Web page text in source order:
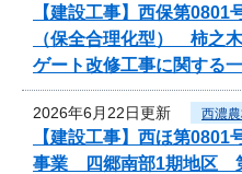
【建設工事】西保第
（保全合理化型） 柿之
ゲート改修工事に関する
2026年6月22日更新 西濃
【建設工事】西ほ第
事業 四郷南部1期地区